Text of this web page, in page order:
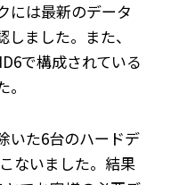
には最新のデータ
ました。また、
で構成されている
いた6台のハードデ
ないました。結果